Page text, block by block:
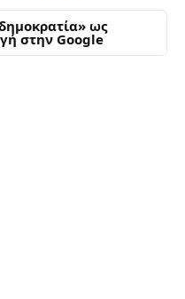
ως
στην Google